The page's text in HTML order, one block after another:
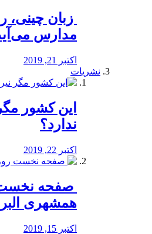
زبان
مدارس
اکتبر 21, 2019
نشریات
این کشور
ندارد؟
اکتبر 22, 2019
صفحه نخست
همشهری
اکتبر 15, 2019